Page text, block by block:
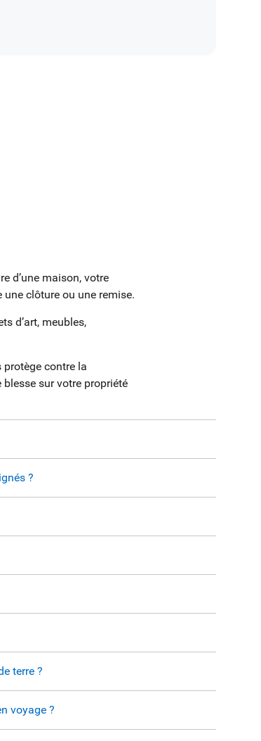
d’une maison, votre
clôture ou une remise.
d’art, meubles,
contre la
sur votre propriété
?
terre ?
voyage ?